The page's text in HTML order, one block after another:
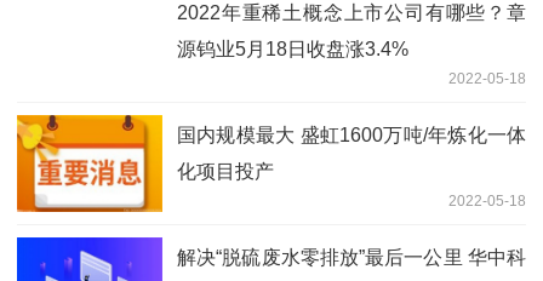
2022年重稀土概念上市公司有哪些？章
源钨业5月18日收盘涨3.4%
2022-05-18
国内规模最大 盛虹1600万吨/年炼化一体
化项目投产
2022-05-18
解决“脱硫废水零排放”最后一公里 华中科